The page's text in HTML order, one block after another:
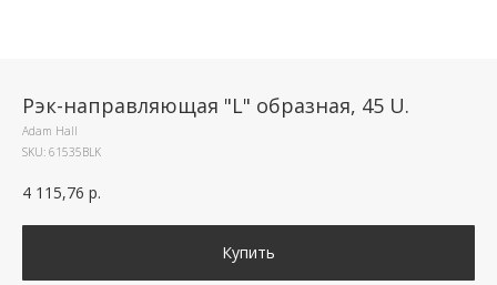
Рэк-направляющая "L" образная, 45 U.
Adam Hall
SKU: 61535BLK
4 115,76 р.
Купить